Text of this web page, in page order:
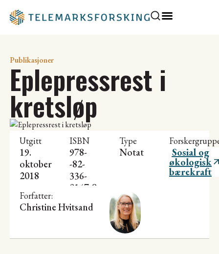
Publikasjoner
Eplepressrest i
kretsløp
Utgitt
19.
oktober
2018
ISBN
978-
-82-
336-
0147-8
Type
Notat Sosial og
økologisk
bærekraft
Forfatter:
Christine Hvitsand